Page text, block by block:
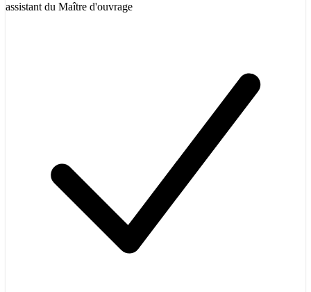
assistant du Maître d'ouvrage